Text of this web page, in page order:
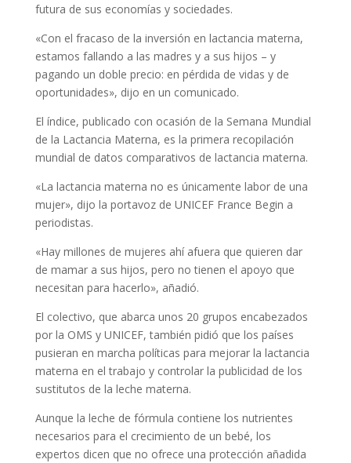
futura de sus economías y sociedades.
«Con el fracaso de la inversión en lactancia materna,
estamos fallando a las madres y a sus hijos – y
pagando un doble precio: en pérdida de vidas y de
oportunidades», dijo en un comunicado.
El índice, publicado con ocasión de la Semana Mundial
de la Lactancia Materna, es la primera recopilación
mundial de datos comparativos de lactancia materna.
«La lactancia materna no es únicamente labor de una
mujer», dijo la portavoz de UNICEF France Begin a
periodistas.
«Hay millones de mujeres ahí afuera que quieren dar
de mamar a sus hijos, pero no tienen el apoyo que
necesitan para hacerlo», añadió.
El colectivo, que abarca unos 20 grupos encabezados
por la OMS y UNICEF, también pidió que los países
pusieran en marcha políticas para mejorar la lactancia
materna en el trabajo y controlar la publicidad de los
sustitutos de la leche materna.
Aunque la leche de fórmula contiene los nutrientes
necesarios para el crecimiento de un bebé, los
expertos dicen que no ofrece una protección añadida